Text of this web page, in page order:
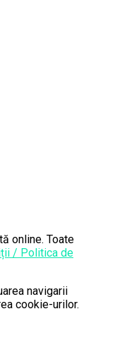
online. Toate
/ Politica de
navigarii
cookie-urilor.